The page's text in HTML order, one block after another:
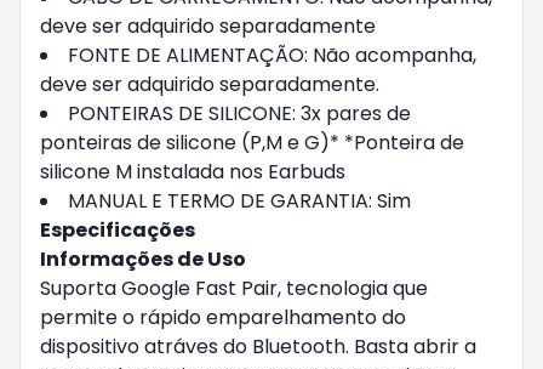
deve ser adquirido separadamente
FONTE DE ALIMENTAÇÃO: Não acompanha,
deve ser adquirido separadamente.
PONTEIRAS DE SILICONE: 3x pares de
ponteiras de silicone (P,M e G)* *Ponteira de
silicone M instalada nos Earbuds
MANUAL E TERMO DE GARANTIA: Sim
Especificações
Informações de Uso
Suporta Google Fast Pair, tecnologia que
permite o rápido emparelhamento do
dispositivo atráves do Bluetooth. Basta abrir a